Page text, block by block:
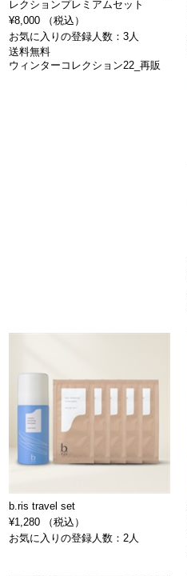
レクションプレミアムセット
¥8,000 （税込）
お気に入りの登録人数：3人
送料無料
ウィンターコレクション22_再販
b.ris travel set
¥1,280 （税込）
お気に入りの登録人数：2人